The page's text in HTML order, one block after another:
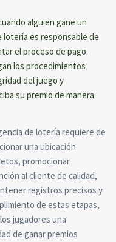
alguien gane un
lotería es responsable de
el proceso de pago.
los procedimientos
del juego y
su premio de manera
de lotería requiere de
una ubicación
promocionar
al cliente de calidad,
registros precisos y
de estas etapas,
jugadores una
de ganar premios